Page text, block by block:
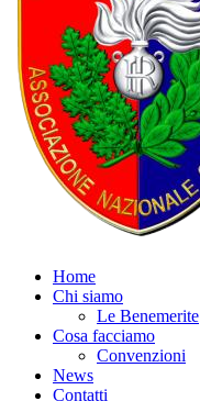
Home
Chi siamo
Le Benemerite
Cosa facciamo
Convenzioni
News
Contatti